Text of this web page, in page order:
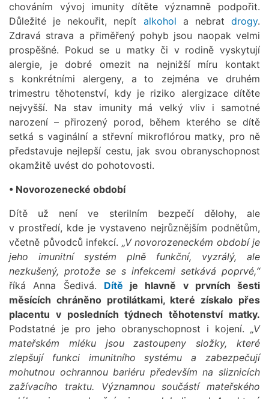
chováním vývoj imunity dítěte významně podpořit.
Důležité je nekouřit, nepít alkohol a nebratdrogy.
Zdravá strava a přiměřený pohyb jsou naopak velmi
prospěšné. Pokud se u matky či v rodině vyskytují
alergie, je dobré omezit na nejnižší míru kontakt
s konkrétními alergeny, a to zejména ve druhém
trimestru těhotenství, kdy je riziko alergizace dítěte
nejvyšší. Na stav imunity má velký vliv i samotné
narození – přirozený porod, během kterého se dítě
setká s vaginální a střevní mikroflórou matky, pro ně
představuje nejlepší cestu, jak svou obranyschopnost
okamžitě uvést do pohotovosti.
• Novorozenecké období
Dítě už není ve sterilním bezpečí dělohy, ale
v prostředí, kde je vystaveno nejrůznějším podnětům,
včetně původců infekcí. „V novorozeneckém období je
jeho imunitní systém plně funkční, vyzrálý, ale
nezkušený, protože se s infekcemi setkává poprvé,“
říká Anna Šedivá. Dítě je hlavně v prvních šesti
měsících chráněno protilátkami, které získalo přes
placentu v posledních týdnech těhotenství matky.
Podstatné je pro jeho obranyschopnost i kojení. „V
mateřském mléku jsou zastoupeny složky, které
zlepšují funkci imunitního systému a zabezpečují
mohutnou ochrannou bariéru především na sliznicích
zažívacího traktu. Významnou součástí mateřského